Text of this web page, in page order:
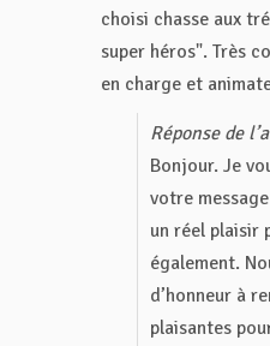
choisi chasse aux
super héros". Très
en charge et
Réponse de
Bonjour. Je
votre
un réel plaisir
également.
d’honneur à
plaisantes